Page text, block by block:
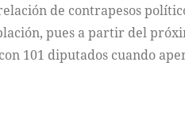
de contrapesos
pues a partir del
101 diputados cuando